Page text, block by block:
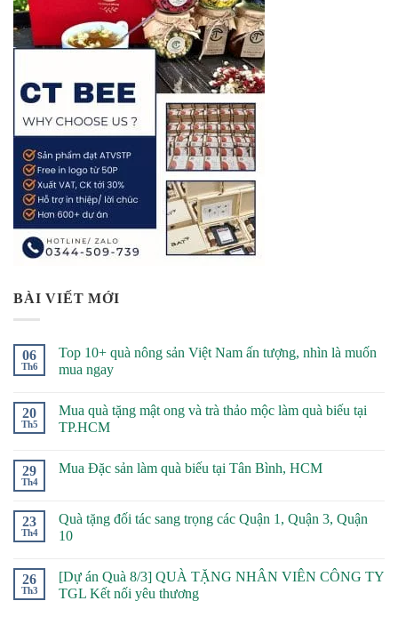
BÀI VIẾT MỚI
06
Th6
Top 10+ quà nông sản Việt Nam ấn tượng, nhìn là muốn
mua ngay
20
Th5
Mua quà tặng mật ong và trà thảo mộc làm quà biếu tại
TP.HCM
29
Th4
Mua Đặc sản làm quà biếu tại Tân Bình, HCM
23
Th4
Quà tặng đối tác sang trọng các Quận 1, Quận 3, Quận
10
26
Th3
[Dự án Quà 8/3] QUÀ TẶNG NHÂN VIÊN CÔNG TY
TGL Kết nối yêu thương